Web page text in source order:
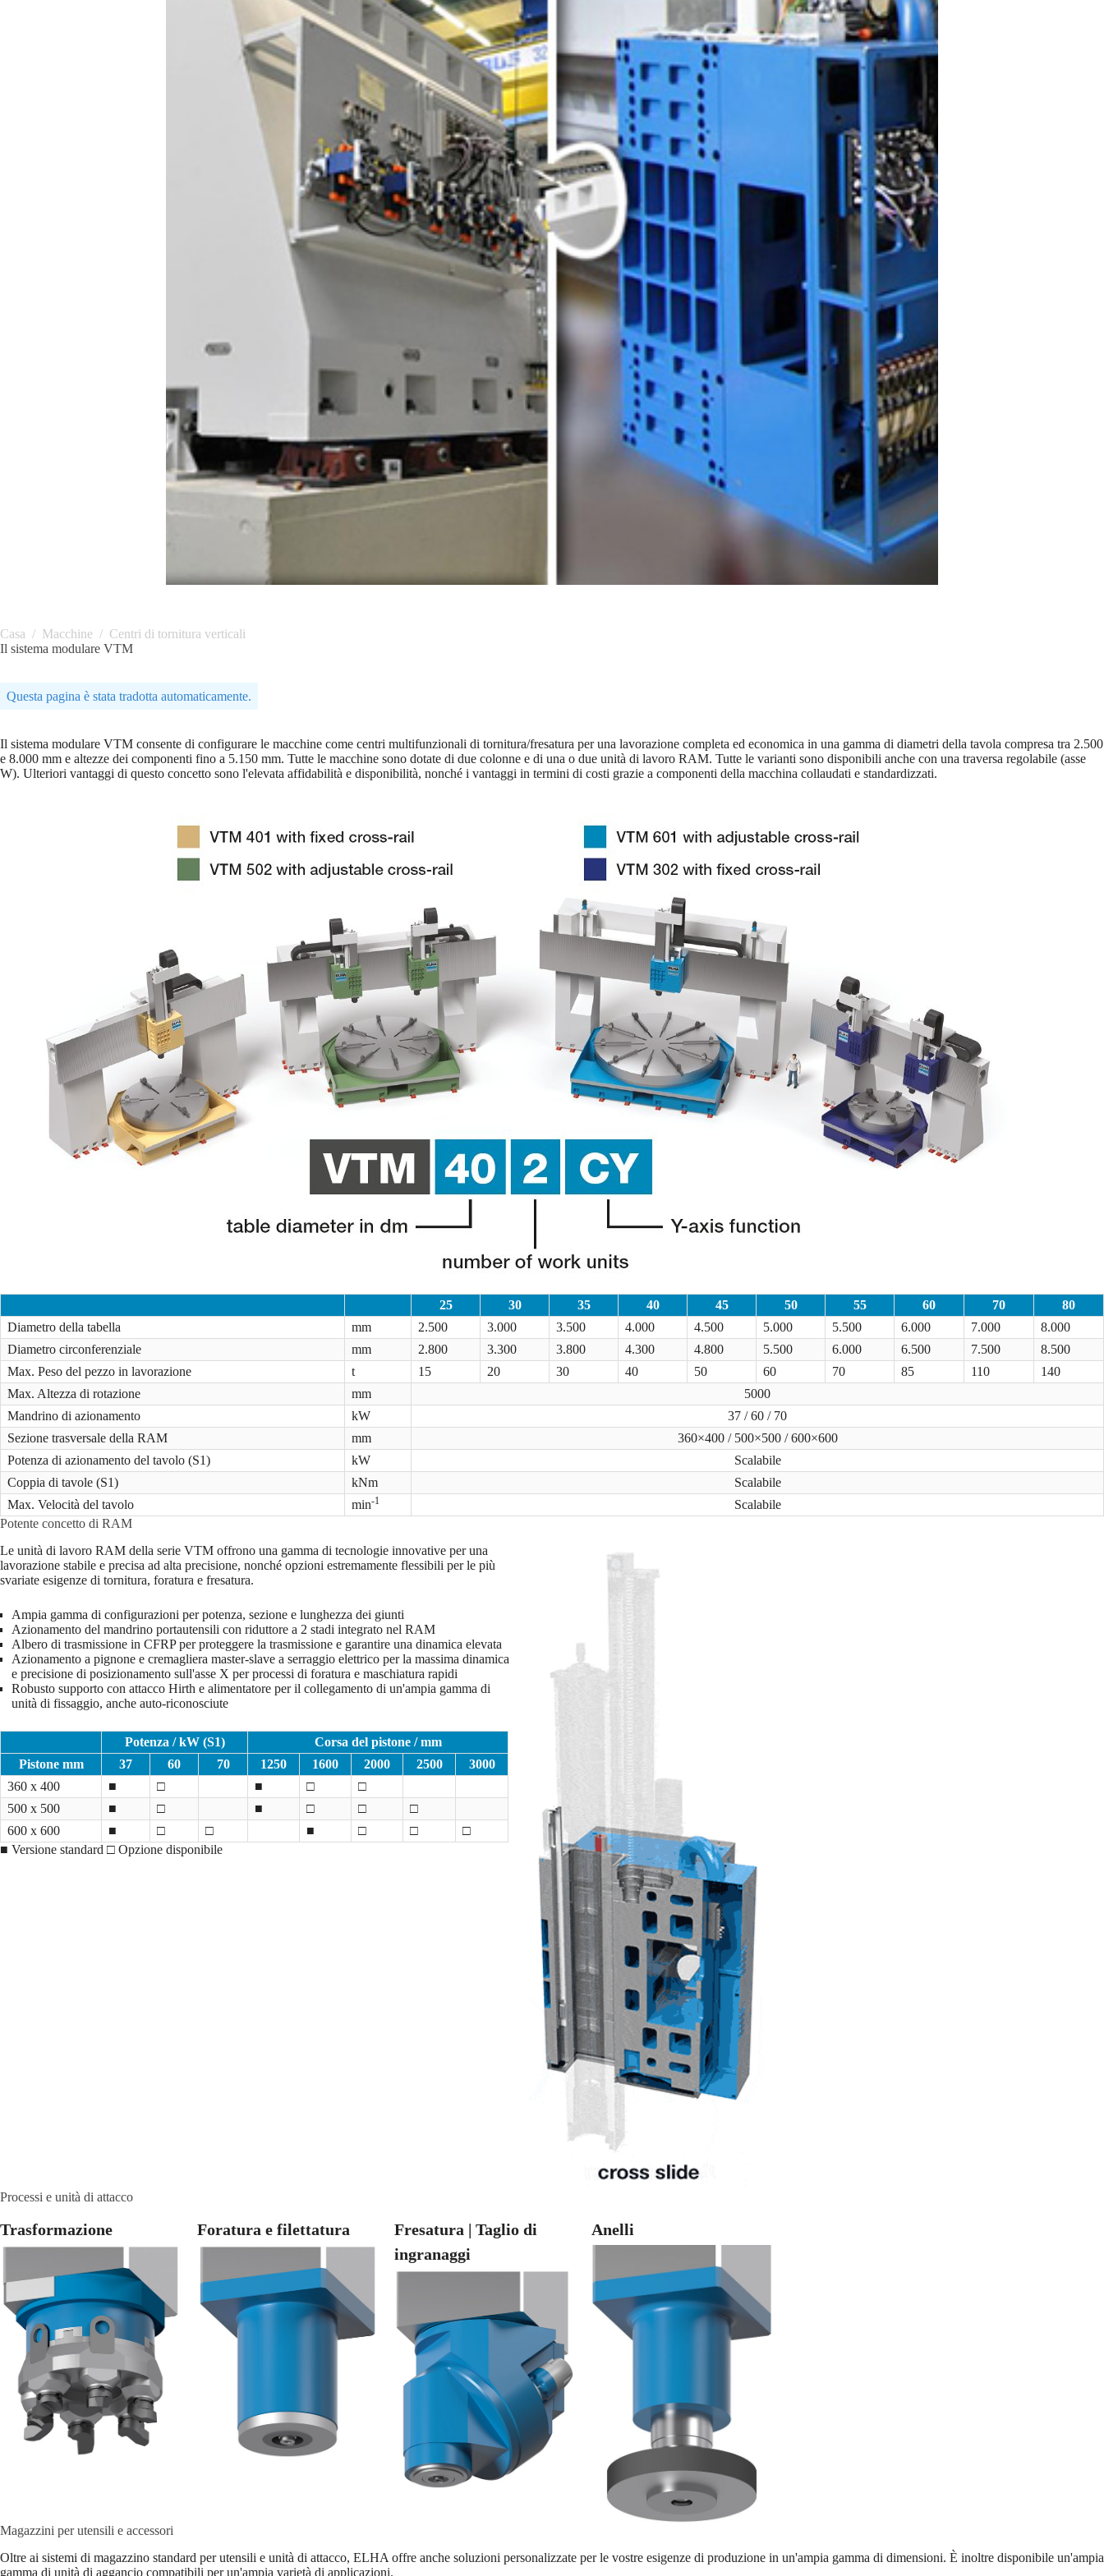
Casa / Macchine / Centri di tornitura verticali
Il sistema modulare VTM
Questa pagina è stata tradotta automaticamente.
Il sistema modulare VTM consente di configurare le macchine come centri multifunzionali di tornitura/fresatura per una lavorazione completa ed economica in una gamma di diametri della tavola compresa tra 2.500
e 8.000 mm e altezze dei componenti fino a 5.150 mm. Tutte le macchine sono dotate di due colonne e di una o due unità di lavoro RAM. Tutte le varianti sono disponibili anche con una traversa regolabile (asse
W). Ulteriori vantaggi di questo concetto sono l'elevata affidabilità e disponibilità, nonché i vantaggi in termini di costi grazie a componenti della macchina collaudati e standardizzati.
25 30 35 40 45 50 55 60 70
80
Diametro della tabella
mm 2.500 3.000 3.500 4.000 4.500 5.000 5.500 6.000 7.000
8.000
Diametro circonferenziale
mm 2.800 3.300 3.800 4.300 4.800 5.500 6.000 6.500 7.500
8.500
Max. Peso del pezzo in lavorazione
t 15 20 30 40 50 60 70 85 110
140
Max. Altezza di rotazione
mm
5000
Mandrino di azionamento
kW
37 / 60 / 70
Sezione trasversale della RAM
mm
360×400 / 500×500 / 600×600
Potenza di azionamento del tavolo (S1)
kW
Scalabile
Coppia di tavole (S1)
kNm
Scalabile
Max. Velocità del tavolo
min-1
Scalabile
Potente concetto di RAM
Le unità di lavoro RAM della serie VTM offrono una gamma di tecnologie innovative per una
lavorazione stabile e precisa ad alta precisione, nonché opzioni estremamente flessibili per le più
svariate esigenze di tornitura, foratura e fresatura.
Ampia gamma di configurazioni per potenza, sezione e lunghezza dei giunti
Azionamento del mandrino portautensili con riduttore a 2 stadi integrato nel RAM
Albero di trasmissione in CFRP per proteggere la trasmissione e garantire una dinamica elevata
Azionamento a pignone e cremagliera master-slave a serraggio elettrico per la massima dinamica
e precisione di posizionamento sull'asse X per processi di foratura e maschiatura rapidi
Robusto supporto con attacco Hirth e alimentatore per il collegamento di un'ampia gamma di
unità di fissaggio, anche auto-riconosciute
Potenza / kW (S1)
Corsa del pistone / mm
Pistone mm
37 60 70 1250 1600 2000 2500
3000
360 x 400
■ □ ■ □
□
500 x 500
■ □ ■ □ □
□
600 x 600
■ □ □ ■ □ □
□
■ Versione standard □ Opzione disponibile
Processi e unità di attacco
Trasformazione Foratura e filettatura
Fresatura | Taglio di
ingranaggi
Anelli
Magazzini per utensili e accessori
Oltre ai sistemi di magazzino standard per utensili e unità di attacco, ELHA offre anche soluzioni personalizzate per le vostre esigenze di produzione in un'ampia gamma di dimensioni. È inoltre disponibile un'ampia
gamma di unità di aggancio compatibili per un'ampia varietà di applicazioni.